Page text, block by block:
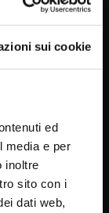
sui cookie
ed
media e per
inoltre
sito con i
dati web,
08/26 al
saranno